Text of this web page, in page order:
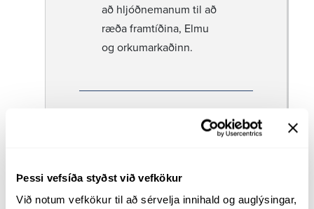
Þessi vefsíða styðst við vefkökur
Við notum vefkökur til að sérvelja innihald og auglýsingar,
að hljóð­nem­anum til að
ræða fram­tíð­ina, Elmu
og orku­mark­að­inn.